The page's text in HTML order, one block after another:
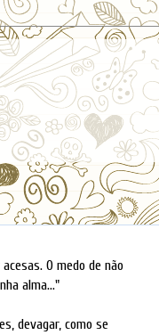
O medo de não
alma..."
devagar, como se